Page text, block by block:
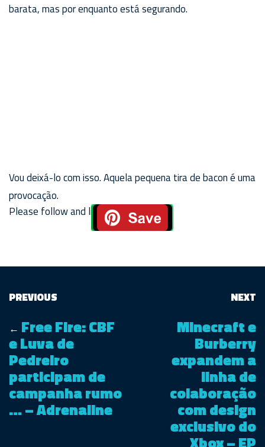
barata, mas por enquanto está segurando.
Vou deixá-lo com isso. Aquela pequena tira de bacon é uma
provocação.
Please follow and like us:
PREVIOUS
← Free Fire: CBF
e Luva de
Pedreiro
participam de
campanha rumo
… – Adrenaline
NEXT
Minecraft e
Burberry
expandem a
linha de
colaboração
com design
exclusivo do